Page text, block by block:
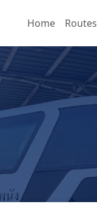
Home Routes